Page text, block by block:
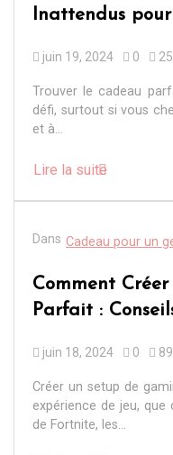
Inattendus
juin 19, 2024 0
Trouver le cadeau
défi, surtout si vous
et à...
Lire la suite
Dans Cadeau pour un
Comment
Parfait :
juin 18, 2024 0
Créer un setup de
expérience de jeu,
de Fortnite, les...